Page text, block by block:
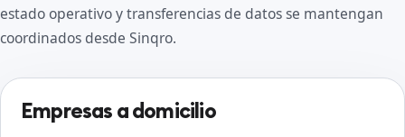
estado operativo y transferencias de datos se mantengan
coordinados desde Sinqro.
Empresas a domicilio